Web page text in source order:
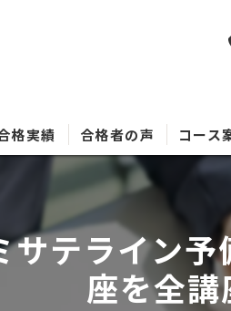
格実績 合格者の声 コース
ライン予
座を全